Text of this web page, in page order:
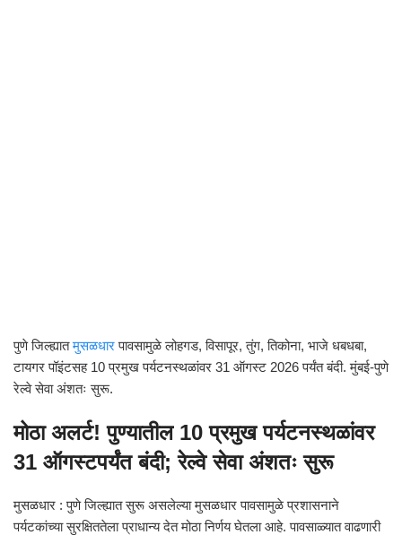
पुणे जिल्ह्यातमुसळधारपावसामुळे लोहगड, विसापूर, तुंग, तिकोना, भाजे धबधबा,
टायगर पॉइंटसह 10 प्रमुख पर्यटनस्थळांवर 31 ऑगस्ट 2026 पर्यंत बंदी. मुंबई-पुणे
रेल्वे सेवा अंशतः सुरू.
मोठा अलर्ट! पुण्यातील 10 प्रमुख पर्यटनस्थळांवर
31 ऑगस्टपर्यंत बंदी; रेल्वे सेवा अंशतः सुरू
मुसळधार : पुणे जिल्ह्यात सुरू असलेल्या मुसळधार पावसामुळे प्रशासनाने
पर्यटकांच्या सुरक्षिततेला प्राधान्य देत मोठा निर्णय घेतला आहे. पावसाळ्यात वाढणारी